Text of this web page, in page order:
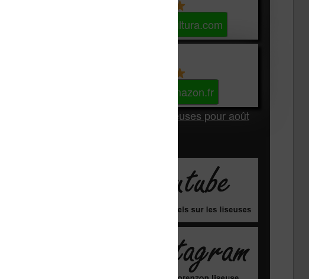
Voir sur Cultura.com
Voir sur Amazon.fr
Les Meilleures liseuses pour août